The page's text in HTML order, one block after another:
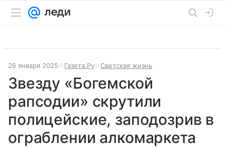
26 января 2025 Газета.Ру Светская жизнь
Звезду «Богемской
рапсодии» скрутили
полицейские, заподозрив в
ограблении алкомаркета